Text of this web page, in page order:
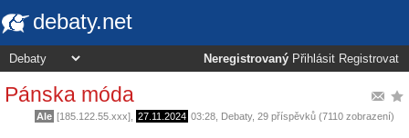
debaty.net
Neregistrovaný Přihlásit Registrovat
Pánska móda
Ale [185.122.55.xxx], 27.11.2024 03:28 Debaty, 29 příspěvků (7110 zobrazení)